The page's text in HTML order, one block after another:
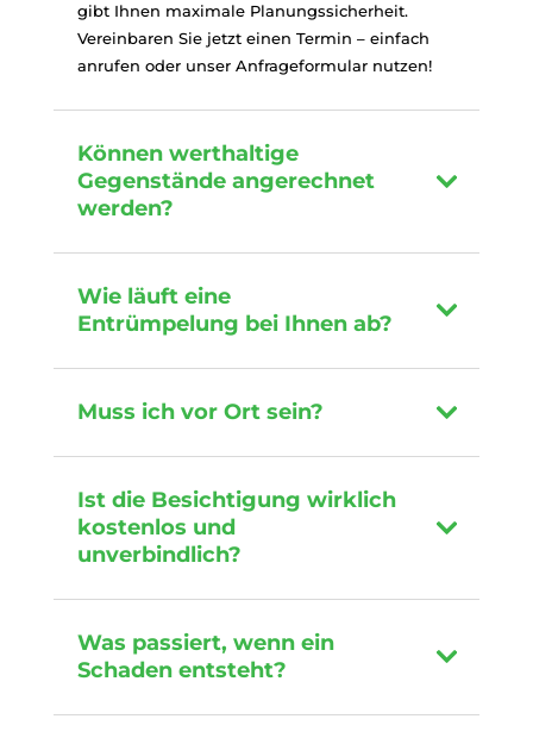
gibt Ihnen maximale Planungssicherheit.
Vereinbaren Sie jetzt einen Termin – einfach
anrufen oder unser Anfrageformular nutzen!
Können werthaltige
Gegenstände angerechnet
werden?
Wie läuft eine
Entrümpelung bei Ihnen ab?
Muss ich vor Ort sein?
Ist die Besichtigung wirklich
kostenlos und
unverbindlich?
Was passiert, wenn ein
Schaden entsteht?